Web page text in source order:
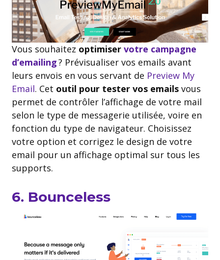
Vous souhaitez optimiser votre campagne
d’emailing? Prévisualiser vos emails avant
leurs envois en vous servant de Preview My
Email. Cet outil pour tester vos emails vous
permet de contrôler l’affichage de votre mail
selon le type de messagerie utilisée, voire en
fonction du type de navigateur. Choisissez
votre option et corrigez le design de votre
email pour un affichage optimal sur tous les
supports.
6. Bounceless